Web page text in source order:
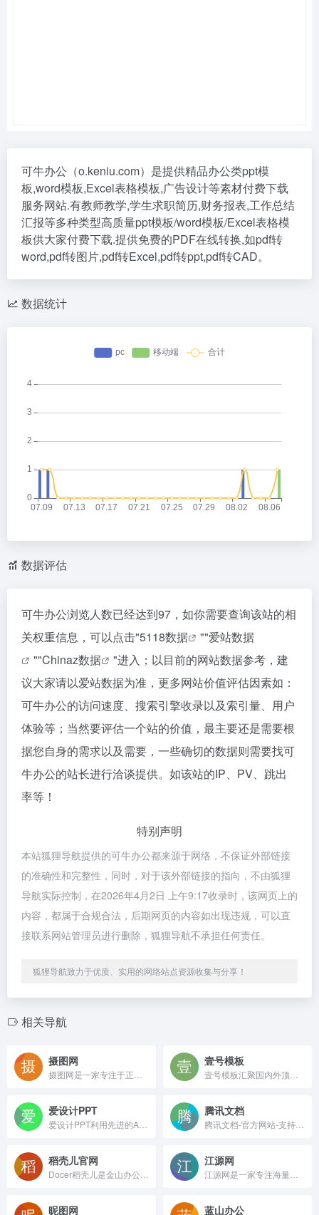
可牛办公（o.keniu.com）是提供精品办公类ppt模
板,word模板,Excel表格模板,广告设计等素材付费下载
服务网站.有教师教学,学生求职简历,财务报表,工作总结
汇报等多种类型高质量ppt模板/word模板/Excel表格模
板供大家付费下载.提供免费的PDF在线转换,如pdf转
word,pdf转图片,pdf转Excel,pdf转ppt,pdf转CAD。
数据统计
数据评估
可牛办公浏览人数已经达到97，如你需要查询该站的相
关权重信息，可以点击"5118数据 ""爱站数据
""Chinaz数据
"进入；以目前的网站数据参考，建
议大家请以爱站数据为准，更多网站价值评估因素如：
可牛办公的访问速度、搜索引擎收录以及索引量、用户
体验等；当然要评估一个站的价值，最主要还是需要根
据您自身的需求以及需要，一些确切的数据则需要找可
牛办公的站长进行洽谈提供。如该站的IP、PV、跳出
率等！
特别声明
本站狐狸导航提供的可牛办公都来源于网络，不保证外部链接
的准确性和完整性，同时，对于该外部链接的指向，不由狐狸
导航实际控制，在2026年4月2日 上午9:17收录时，该网页上的
内容，都属于合规合法，后期网页的内容如出现违规，可以直
接联系网站管理员进行删除，狐狸导航不承担任何责任。
狐狸导航致力于优质、实用的网络站点资源收集与分享！
相关导航
摄图网 壹号模板
爱设计PPT 腾讯文档
稻壳儿官网 江源网
昵图网 蓝山办公